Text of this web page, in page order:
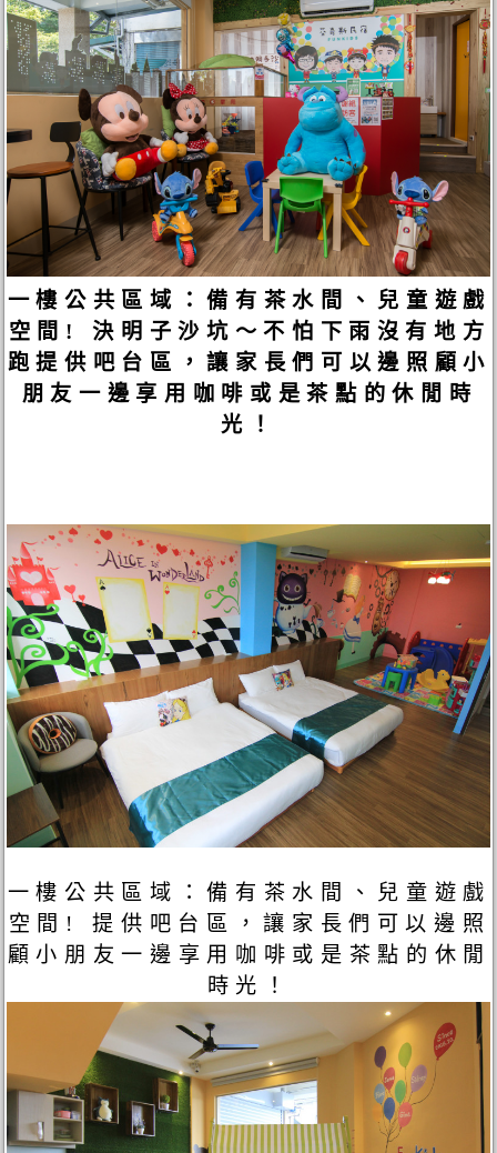
一樓公共區域：備有茶水間、兒童遊戲
空間! 決明子沙坑～不怕下雨沒有地方
跑提供吧台區，讓家長們可以邊照顧小
朋友一邊享用咖啡或是茶點的休閒時
光！
一樓公共區域：備有茶水間、兒童遊戲
空間! 提供吧台區，讓家長們可以邊照
顧小朋友一邊享用咖啡或是茶點的休閒
時光！